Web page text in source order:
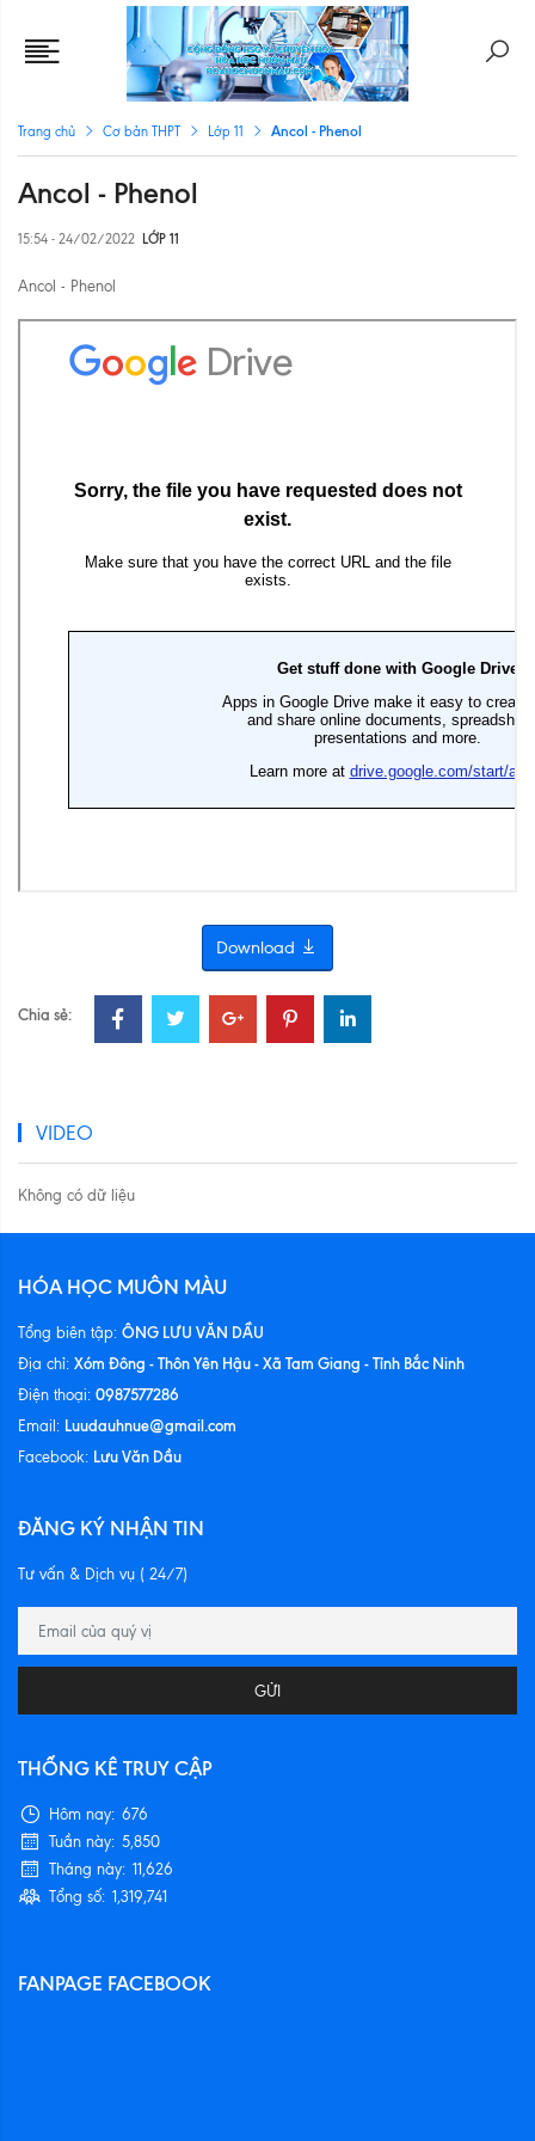
Trang chủ Cơ bản THPT Lớp 11 Ancol - Phenol
Ancol - Phenol
15:54 - 24/02/2022 LỚP 11
Ancol - Phenol
Download
Chia sẻ:
VIDEO
Không có dữ liệu
HÓA HỌC MUÔN MÀU
Tổng biên tập: ÔNG LƯU VĂN DẦU
Địa chỉ: Xóm Đông - Thôn Yên Hậu - Xã Tam Giang - Tỉnh Bắc Ninh
Điện thoại: 0987577286
Email: Luudauhnue@gmail.com
Facebook: Lưu Văn Dầu
ĐĂNG KÝ NHẬN TIN
Tư vấn & Dịch vụ ( 24/7)
GỬI
THỐNG KÊ TRUY CẬP
Hôm nay: 676
Tuần này: 5,850
Tháng này: 11,626
Tổng số: 1,319,741
FANPAGE FACEBOOK